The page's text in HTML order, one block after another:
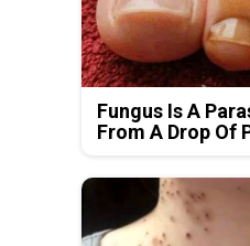
Fungus Is A
From A Drop Of